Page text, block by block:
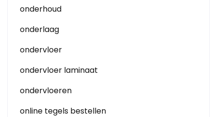
onderhoud
onderlaag
ondervloer
ondervloer laminaat
ondervloeren
online tegels bestellen